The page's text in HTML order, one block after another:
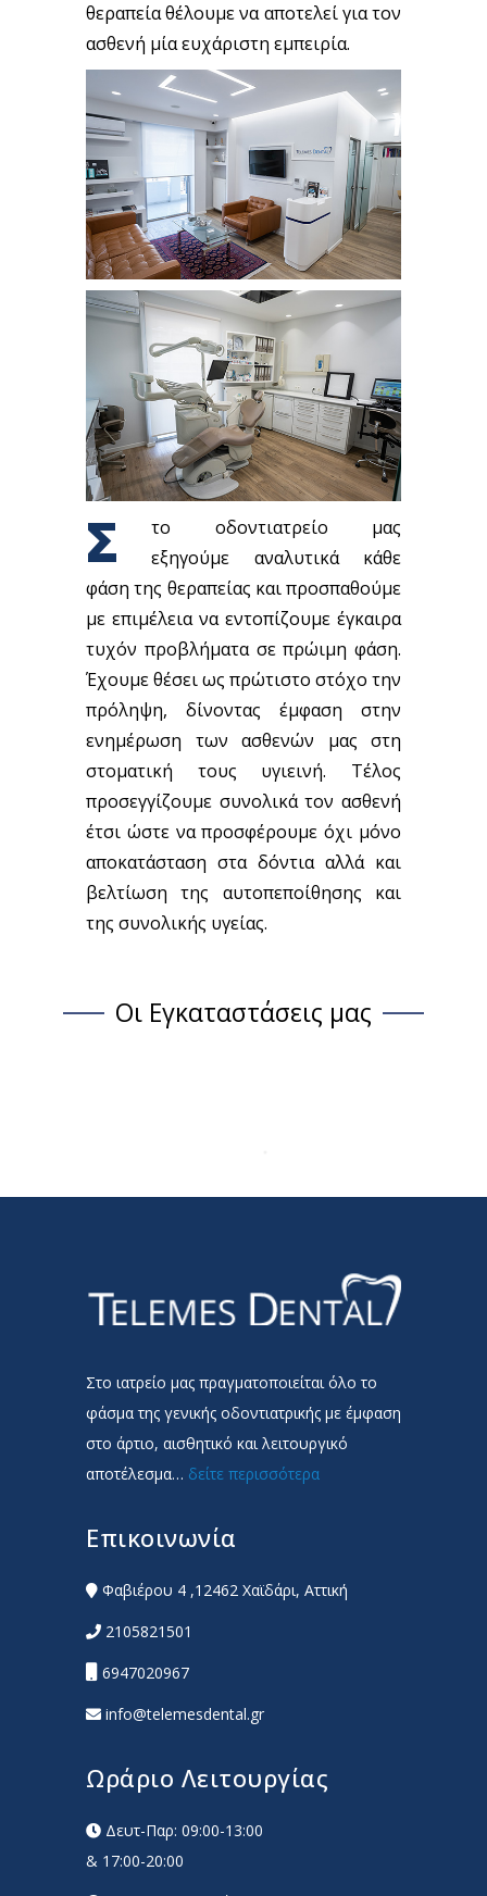
θεραπεία θέλουμε να αποτελεί για τον
ασθενή μία ευχάριστη εμπειρία.
Σ
το οδοντιατρείο μας
εξηγούμε αναλυτικά κάθε
φάση της θεραπείας και προσπαθούμε
με επιμέλεια να εντοπίζουμε έγκαιρα
τυχόν προβλήματα σε πρώιμη φάση.
Έχουμε θέσει ως πρώτιστο στόχο την
πρόληψη, δίνοντας έμφαση στην
ενημέρωση των ασθενών μας στη
στοματική τους υγιεινή. Τέλος
προσεγγίζουμε συνολικά τον ασθενή
έτσι ώστε να προσφέρουμε όχι μόνο
αποκατάσταση στα δόντια αλλά και
βελτίωση της αυτοπεποίθησης και
της συνολικής υγείας.
Οι Εγκαταστάσεις μας
Στο ιατρείο μας πραγματοποιείται όλο το
φάσμα της γενικής οδοντιατρικής με έμφαση
στο άρτιο, αισθητικό και λειτουργικό
αποτέλεσμα… δείτε περισσότερα
Επικοινωνία
Φαβιέρου 4 ,12462 Χαϊδάρι, Αττική
2105821501
6947020967
info@telemesdental.gr
Ωράριο Λειτουργίας
Δευτ-Παρ: 09:00-13:00
& 17:00-20:00